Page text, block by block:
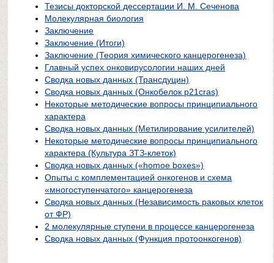
Тезисы докторской дессертации И. М. Сеченова
Молекулярная биология
Заключение
Заключение (Итоги)
Заключение (Теория химического канцерогенеза)
Главный успех онковирусологии наших дней
Сводка новых данных (Трансдуцин)
Сводка новых данных (Онкобелок p21cras)
Некоторые методические вопросы принципиального
характера
Сводка новых данных (Метилирование усилителей)
Некоторые методические вопросы принципиального
характера (Культура ЗТЗ-клеток)
Сводка новых данных («homoe boxes»)
Опыты с комплементацией онкогенов и схема
«многоступенчатого» канцерогенеза
Сводка новых данных (Независимость раковых клеток
от ФР)
2 молекулярные ступени в процессе канцерогенеза
Сводка новых данных (Функция протоонкогенов)